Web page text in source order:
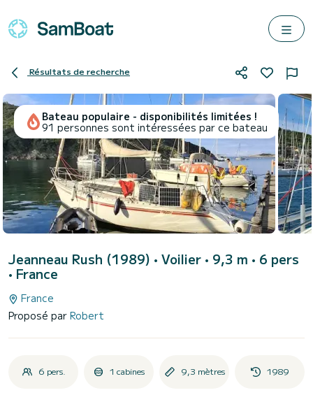
Résultats de recherche
Bateau populaire - disponibilités limitées !
91 personnes sont intéressées par ce bateau
Jeanneau Rush (1989) • Voilier • 9,3 m • 6 pers
• France
France
Proposé par Robert
6 pers. 1 cabines 9,3 mètres 1989